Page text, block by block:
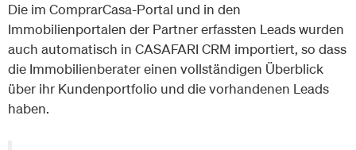
Die im ComprarCasa-Portal und in den
Immobilienportalen der Partner erfassten Leads wurden
auch automatisch in CASAFARI CRM importiert, so dass
die Immobilienberater einen vollständigen Überblick
über ihr Kundenportfolio und die vorhandenen Leads
haben.